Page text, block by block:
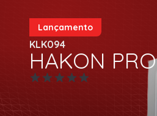
HAKON PRO
Ainda sem avaliações
KLK094
Lançamento